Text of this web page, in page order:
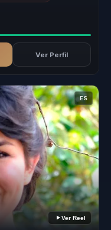
Ver Perfil
ES
Ver Reel